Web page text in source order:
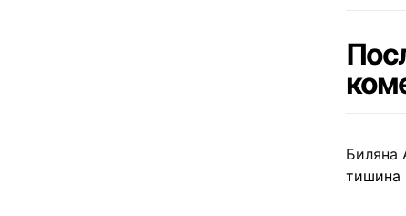
Биляна
тишина